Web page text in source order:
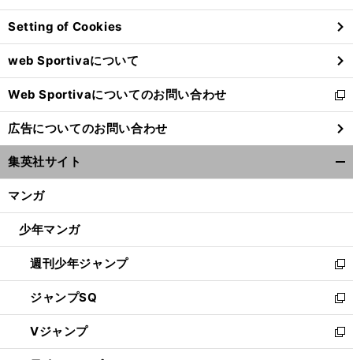
ン
ド
ウ
で
開
く
Setting of Cookies
web Sportivaについて
Web Sportivaについてのお問い合わせ
新
し
い
ウ
ィ
ン
ウ
開
く
広告についてのお問い合わせ
集英社サイト
マンガ
少年マンガ
週刊少年ジャンプ
新
し
い
ウ
ィ
ン
ジャンプSQ
新
し
い
ウ
Vジャンプ
新
し